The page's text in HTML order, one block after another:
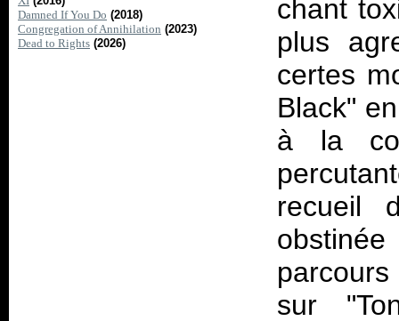
Damned If You Do (2018)
Congregation of Annihilation (2023)
Dead to Rights (2026)
chant
plus
certes
Black"
à la
recueil
sur